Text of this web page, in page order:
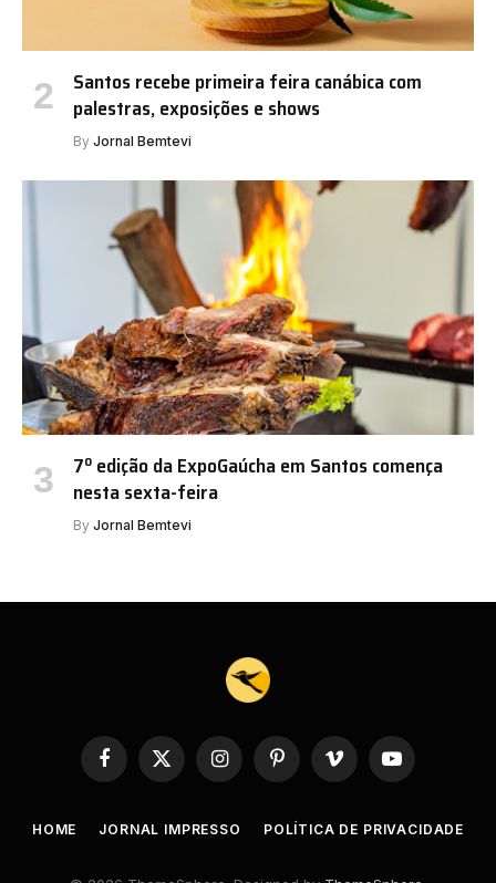
Santos recebe primeira feira canábica com
palestras, exposições e shows
By Jornal Bemtevi
7º edição da ExpoGaúcha em Santos comença
nesta sexta-feira
By Jornal Bemtevi
Facebook
X
(Twitter)
InstagramPinterestVimeo YouTube
HOME JORNAL IMPRESSO POLÍTICA DE PRIVACIDADE